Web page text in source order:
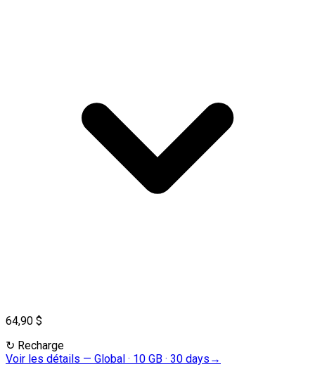
64,90 $
↻ Recharge
Voir les détails — Global · 10 GB · 30 days →